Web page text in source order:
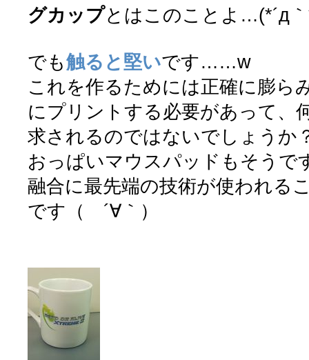
グカップとはこのことよ…(*´д
でも触ると堅いです……w
これを作るためには正確に膨ら
にプリントする必要があって、
求されるのではないでしょうか
おっぱいマウスパッドもそうで
融合に最先端の技術が使われる
です（ ´∀｀）